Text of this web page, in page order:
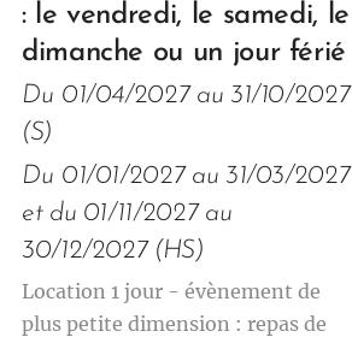
: le vendredi, le samedi, le
dimanche ou un jour férié
Du 01/04/2027 au 31/10/2027
(S)
Du 01/01/2027 au 31/03/2027
et du 01/11/2027 au
30/12/2027 (HS)
Location 1 jour - évènement de
plus petite dimension : repas de